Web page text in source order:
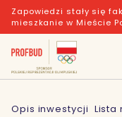
Zapowiedzi stały się
mieszkanie w Mieście
Opis inwestycji Lista